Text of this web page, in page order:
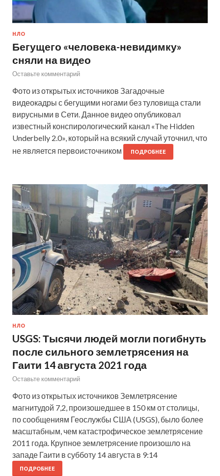
НЛО
Бегущего «человека-невидимку»
сняли на видео
Оставьте комментарий
Фото из открытых источников Загадочные
видеокадры с бегущими ногами без туловища стали
вирусными в Сети. Данное видео опубликовал
известный конспирологический канал «The Hidden
Underbelly 2.0», который на всякий случай уточнил, что
не является первоисточником
ПОДРОБНЕЕ
НЛО
USGS: Тысячи людей могли погибнуть
после сильного землетрясения на
Гаити 14 августа 2021 года
Оставьте комментарий
Фото из открытых источников Землетрясение
магнитудой 7,2, произошедшее в 150 км от столицы,
по сообщениям Геослужбы США (USGS), было более
масштабным, чем катастрофическое землетрясение
2011 года. Крупное землетрясение произошло на
западе Гаити в субботу 14 августа в 9:14
ПОДРОБНЕЕ